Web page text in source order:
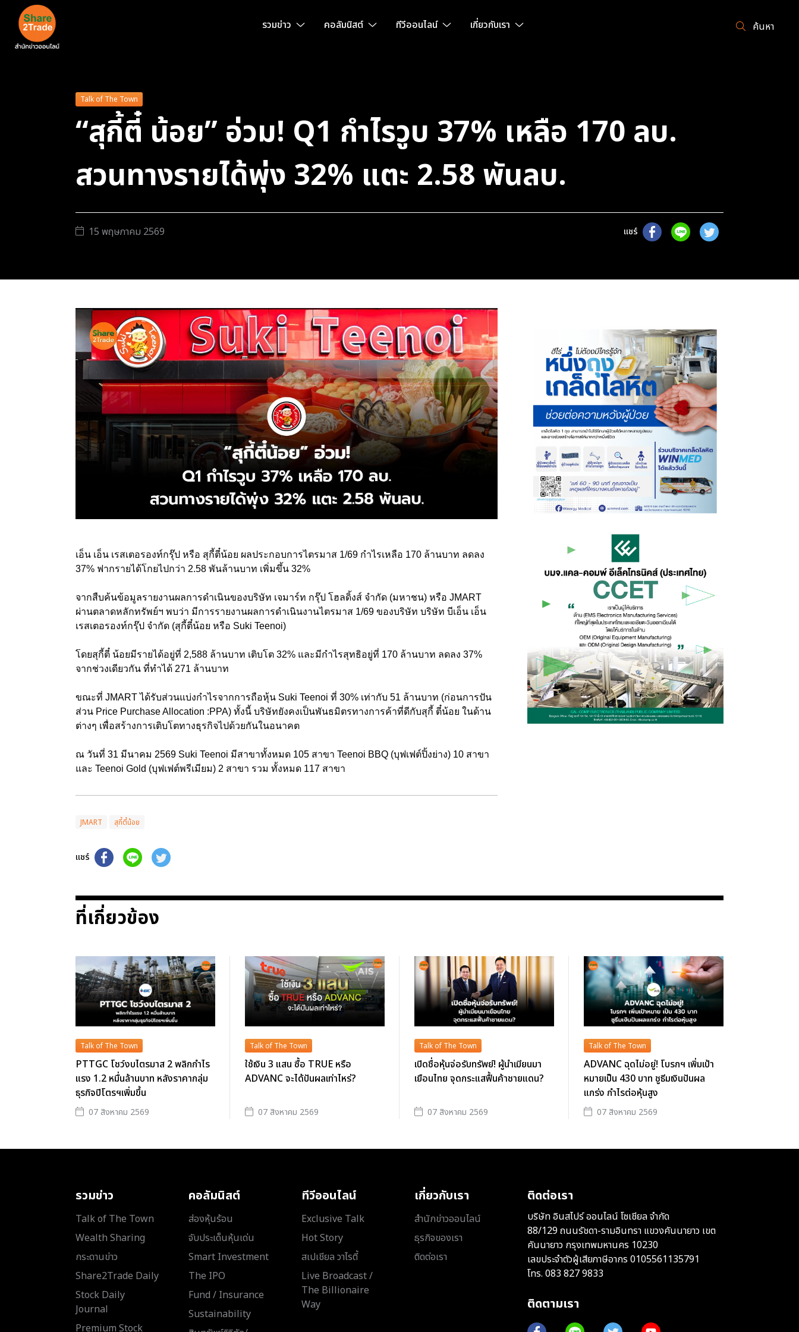
รวมข่าว คอลัมนิสต์ ทีวีออนไลน์ เกี่ยวกับเรา ค้นหา
Talk of The Town
“สุกี้ตี๋ น้อย” อ่วม! Q1 กำไรวูบ 37% เหลือ 170 ลบ.
สวนทางรายได้พุ่ง 32% แตะ 2.58 พันลบ.
15 พฤษภาคม 2569 แชร์
เอ็น เอ็น เรสเตอรองท์กรุ๊ป หรือ สุกี้ตี๋น้อย ผลประกอบการไตรมาส 1/69 กำไรเหลือ 170 ล้านบาท ลดลง
37% ฟากรายได้โกยไปกว่า 2.58 พันล้านบาท เพิ่มขึ้น 32%
จากสืบค้นข้อมูลรายงานผลการดำเนินของบริษัท เจมาร์ท กรุ๊ป โฮลดิ้งส์ จำกัด (มหาชน) หรือ JMART
ผ่านตลาดหลักทรัพย์ฯ พบว่า มีการรายงานผลการดำเนินงานไตรมาส 1/69 ของบริษัท บริษัท บีเอ็น เอ็น
เรสเตอรองท์กรุ๊ป จำกัด (สุกี้ตี๋น้อย หรือ Suki Teenoi)
โดยสุกี้ตี๋ น้อยมีรายได้อยู่ที่ 2,588 ล้านบาท เติบโต 32% และมีกำไรสุทธิอยู่ที่ 170 ล้านบาท ลดลง 37%
จากช่วงเดียวกัน ที่ทำได้ 271 ล้านบาท
ขณะที่ JMART ได้รับส่วนแบ่งกำไรจากการถือหุ้น Suki Teenoi ที่ 30% เท่ากับ 51 ล้านบาท (ก่อนการปัน
ส่วน Price Purchase Allocation :PPA) ทั้งนี้ บริษัทยังคงเป็นพันธมิตรทางการค้าที่ดีกับสุกี้ ตี๋น้อย ในด้าน
ต่างๆ เพื่อสร้างการเติบโตทางธุรกิจไปด้วยกันในอนาคต
ณ วันที่ 31 มีนาคม 2569 Suki Teenoi มีสาขาทั้งหมด 105 สาขา Teenoi BBQ (บุฟเฟต์ปิ้งย่าง) 10 สาขา
และ Teenoi Gold (บุฟเฟต์พรีเมียม) 2 สาขา รวม ทั้งหมด 117 สาขา
JMART สุกี้ตี๋น้อย
แชร์
ที่เกี่ยวข้อง
Talk of The Town
PTTGC โชว์งบไตรมาส 2 พลิกกำไร
แรง 1.2 หมื่นล้านบาท หลังราคากลุ่ม
ธุรกิจปิโตรฯเพิ่มขึ้น
07 สิงหาคม 2569
Talk of The Town
ใช้เงิน 3 แสน ซื้อ TRUE หรือ
ADVANC จะได้ปันผลเท่าไหร่?
07 สิงหาคม 2569
Talk of The Town
เปิดชื่อหุ้นจ่อรับทรัพย์! ผู้นำเมียนมา
เยือนไทย จุดกระแสฟื้นค้าชายแดน?
07 สิงหาคม 2569
Talk of The Town
ADVANC ฉุดไม่อยู่! โบรกฯ เพิ่มเป้า
หมายเป็น 430 บาท ชูธีมเงินปันผล
แกร่ง กำไรต่อหุ้นสูง
07 สิงหาคม 2569
รวมข่าว
Talk of The Town
Wealth Sharing
กระดานข่าว
Share2Trade Daily
Stock Daily
Journal
Premium Stock
คอลัมนิสต์
ส่องหุ้นร้อน
จับประเด็นหุ้นเด่น
Smart Investment
The IPO
Fund / Insurance
Sustainability
ทีวีออนไลน์
Exclusive Talk
Hot Story
สเปเชียล วาไรตี้
Live Broadcast /
The Billionaire
Way
เกี่ยวกับเรา
สำนักข่าวออนไลน์
ธุรกิจของเรา
ติดต่อเรา
ติดต่อเรา
บริษัท อินสไปร์ ออนไลน์ โซเชียล จำกัด
88/129 ถนนรัชดา-รามอินทรา แขวงคันนายาว เขต
คันนายาว กรุงเทพมหานคร 10230
เลขประจำตัวผู้เสียภาษีอากร 0105561135791
โทร. 083 827 9833
ติดตามเรา